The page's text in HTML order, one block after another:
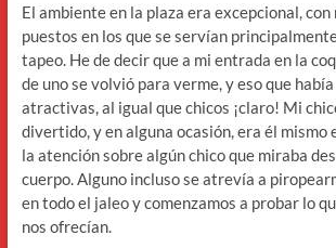
El ambiente en la plaza era excepcional,
puestos en los que se servían
tapeo. He de decir que a mi entrada en la
de uno se volvió para verme, y eso que
atractivas, al igual que chicos ¡claro! Mi
divertido, y en alguna ocasión, era él mismo
la atención sobre algún chico que miraba
cuerpo. Alguno incluso se atrevía a
en todo el jaleo y comenzamos a probar lo
nos ofrecían.